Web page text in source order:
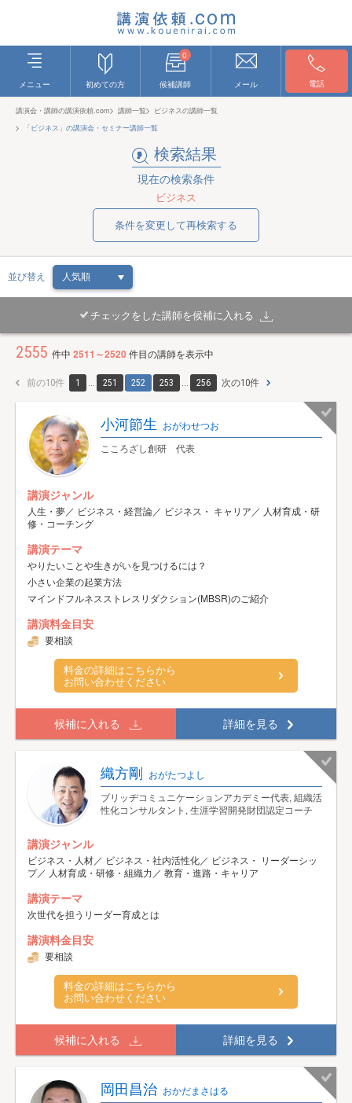
メニュー 初めての方
0
候補講師 メール 電話
講演会・講師の講演依頼.com 講師一覧
ビジネスの講師一覧
「ビジネス」の講演会・セミナー講師一覧
検索結果
現在の検索条件
ビジネス
条件を変更して再検索する
並び替え
チェックをした講師を候補に入れる
2555 件中 2511～2520件目の講師を表示中
前の10件 1 ... 251 252 253 ... 256 次の10件
小河節生 おがわせつお
こころざし創研 代表
講演ジャンル
人生・夢／ ビジネス・経営論／ ビジネス・ キャリア／ 人材育成・研
修・コーチング
講演テーマ
やりたいことや生きがいを見つけるには？
小さい企業の起業方法
マインドフルネスストレスリダクション(MBSR)のご紹介
講演料金目安
要相談
料金の詳細はこちらから
お問い合わせください
候補に入れる 詳細を見る
織方剛 おがたつよし
ブリッヂコミュニケーションアカデミー代表, 組織活
性化コンサルタント, 生涯学習開発財団認定コーチ
講演ジャンル
ビジネス・人材／ ビジネス・社内活性化／ ビジネス・ リーダーシッ
プ／ 人材育成・研修・組織力／ 教育・進路・キャリア
講演テーマ
次世代を担うリーダー育成とは
講演料金目安
要相談
料金の詳細はこちらから
お問い合わせください
候補に入れる 詳細を見る
岡田昌治 おかだまさはる